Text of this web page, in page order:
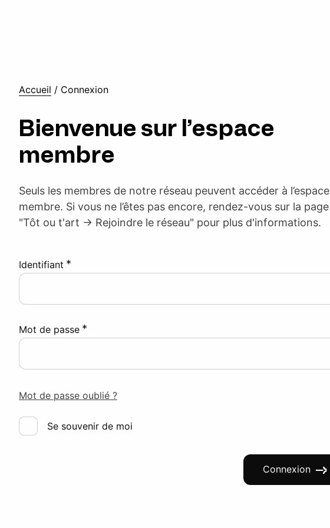
Accueil / Connexion
Bienvenue sur l’espace
membre
Seuls les membres de notre réseau peuvent accéder à l’espace
membre. Si vous ne l’êtes pas encore, rendez-vous sur la page
"Tôt ou t'art -> Rejoindre le réseau" pour plus d'informations.
Identifiant *
Mot de passe *
Mot de passe oublié ?
Se souvenir de moi
Connexion